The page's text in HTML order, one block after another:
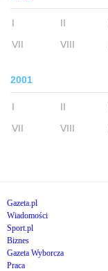
I II
VII
VIII
2001
I II
VII
VIII
Gazeta.pl
Wiadomości
Sport.pl
Biznes
Gazeta Wyborcza
Praca